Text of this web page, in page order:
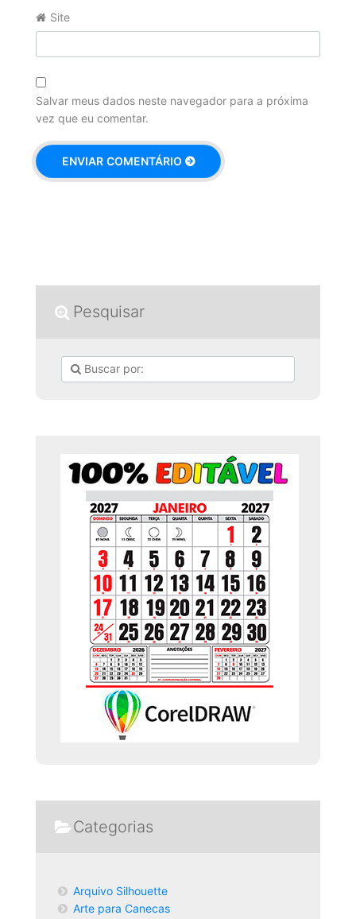
Site
Salvar meus dados neste navegador para a próxima
vez que eu comentar.
Pesquisar
Categorias
Arquivo Silhouette
Arte para Canecas